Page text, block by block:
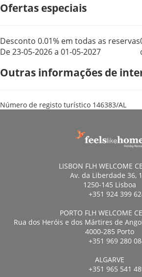
Ofertas especiais
Desconto 0.01% em todas as reservas
De 23-05-2026 a 01-05-2027
Outras informações de
Número de registo turístico 146383/AL
LISBON FLH WELCOME
Av. da Liberdade 36,
1250-145 Lisboa
+351 924 399
PORTO FLH WELCOME
Rua dos Heróis e dos Mártires de
4000-285 Porto
+351 969 280
ALGARVE
+351 965 541